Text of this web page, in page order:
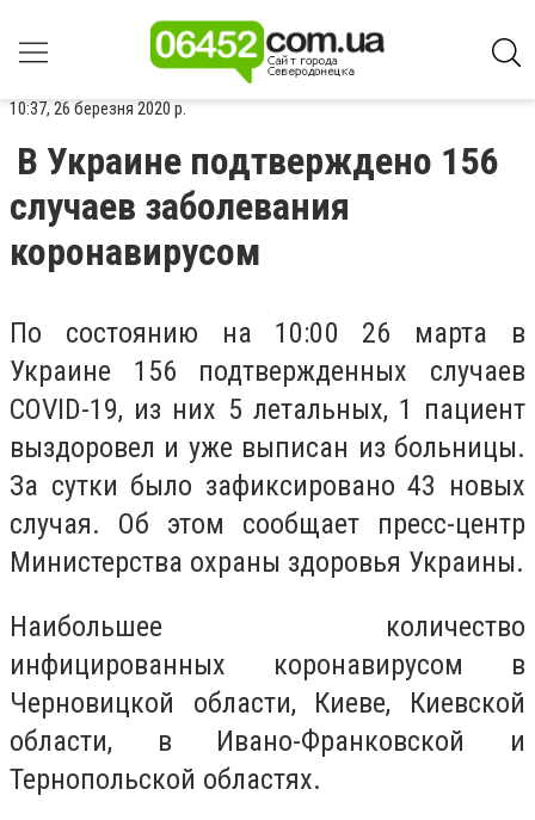
10:37, 26 березня 2020 р.
В Украине подтверждено 156
случаев заболевания
коронавирусом
По состоянию на 10:00 26 марта в
Украине 156 подтвержденных случаев
COVID-19, из них 5 летальных, 1 пациент
выздоровел и уже выписан из больницы.
За сутки было зафиксировано 43 новых
случая. Об этом сообщает пресс-центр
Министерства охраны здоровья Украины.
Наибольшее количество
инфицированных коронавирусом в
Черновицкой области, Киеве, Киевской
области, в Ивано-Франковской и
Тернопольской областях.